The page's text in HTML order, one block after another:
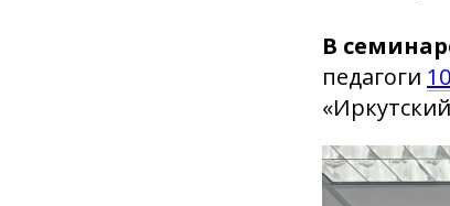
В
педагоги 10